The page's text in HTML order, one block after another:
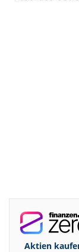
Aktien